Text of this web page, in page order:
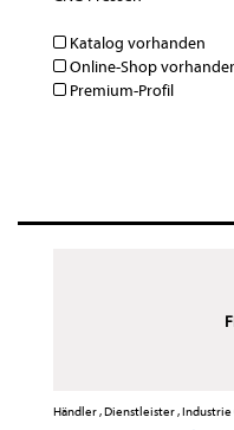
Katalog vorhanden
Online-Shop
Premium-Profil
Händler , Dienstleister , Industrie